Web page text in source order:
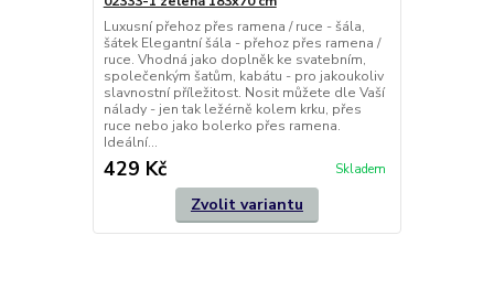
Luxusní přehoz přes ramena / ruce - šála,
šátek Elegantní šála - přehoz přes ramena /
ruce. Vhodná jako doplněk ke svatebním,
společenkým šatům, kabátu - pro jakoukoliv
slavnostní příležitost. Nosit můžete dle Vaší
nálady - jen tak ležérně kolem krku, přes
ruce nebo jako bolerko přes ramena.
Ideální...
429 Kč Skladem
Zvolit variantu